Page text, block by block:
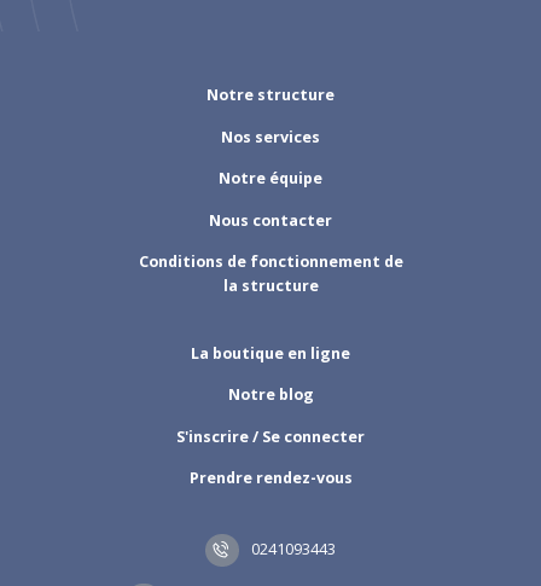
Notre structure
Nos services
Notre équipe
Nous contacter
Conditions de fonctionnement de
la structure
La boutique en ligne
Notre blog
S'inscrire / Se connecter
Prendre rendez-vous
0241093443